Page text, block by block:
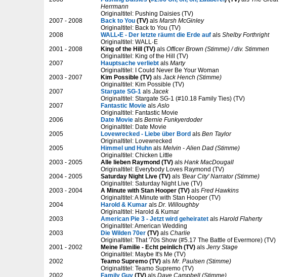
Herrmann
Originaltitel: Pushing Daisies (TV)
2007 - 2008
Back to You (TV) als Marsh McGinley
Originaltitel: Back to You (TV)
2008
WALL•E - Der letzte räumt die Erde auf als Shelby Forthright
Originaltitel: WALL·E
2001 - 2008
King of the Hill (TV) als Officer Brown (Stimme) / div. Stimmen
Originaltitel: King of the Hill (TV)
2007
Hauptsache verliebt als Marty
Originaltitel: I Could Never Be Your Woman
2003 - 2007
Kim Possible (TV) als Jack Hench (Stimme)
Originaltitel: Kim Possible (TV)
2007
Stargate SG-1 als Jacek
Originaltitel: Stargate SG-1 (#10.18 Family Ties) (TV)
2007
Fantastic Movie alsAslo
Originaltitel: Fantastic Movie
2006
Date Movie als Bernie Funkyerdoder
Originaltitel: Date Movie
2005
Lovewrecked - Liebe über Bord als Ben Taylor
Originaltitel: Lovewrecked
2005
Himmel und Huhn als Melvin - Alien Dad (Stimme)
Originaltitel: Chicken Little
2003 - 2005
Alle lieben Raymond (TV) als Hank MacDougall
Originaltitel: Everybody Loves Raymond (TV)
2004 - 2005
Saturday Night Live (TV) als 'Bear City' Narrator (Stimme)
Originaltitel: Saturday Night Live (TV)
2003 - 2004
A Minute with Stan Hooper (TV) als Fred Hawkins
Originaltitel: A Minute with Stan Hooper (TV)
2004
Harold & Kumar als Dr. Willoughby
Originaltitel: Harold & Kumar
2003
American Pie 3 - Jetzt wird geheiratet als Harold Flaherty
Originaltitel: American Wedding
2003
Die Wilden 70er (TV) als Charlie
Originaltitel: That '70s Show (#5.17 The Battle of Evermore) (TV)
2001 - 2002
Meine Familie - Echt peinlich (TV) als Jerry Stage
Originaltitel: Maybe It's Me (TV)
2002
Teamo Supremo (TV) als Mr. Paulsen (Stimme)
Originaltitel: Teamo Supremo (TV)
2002
Family Guy (TV) als Dave Campbell (Stimme)